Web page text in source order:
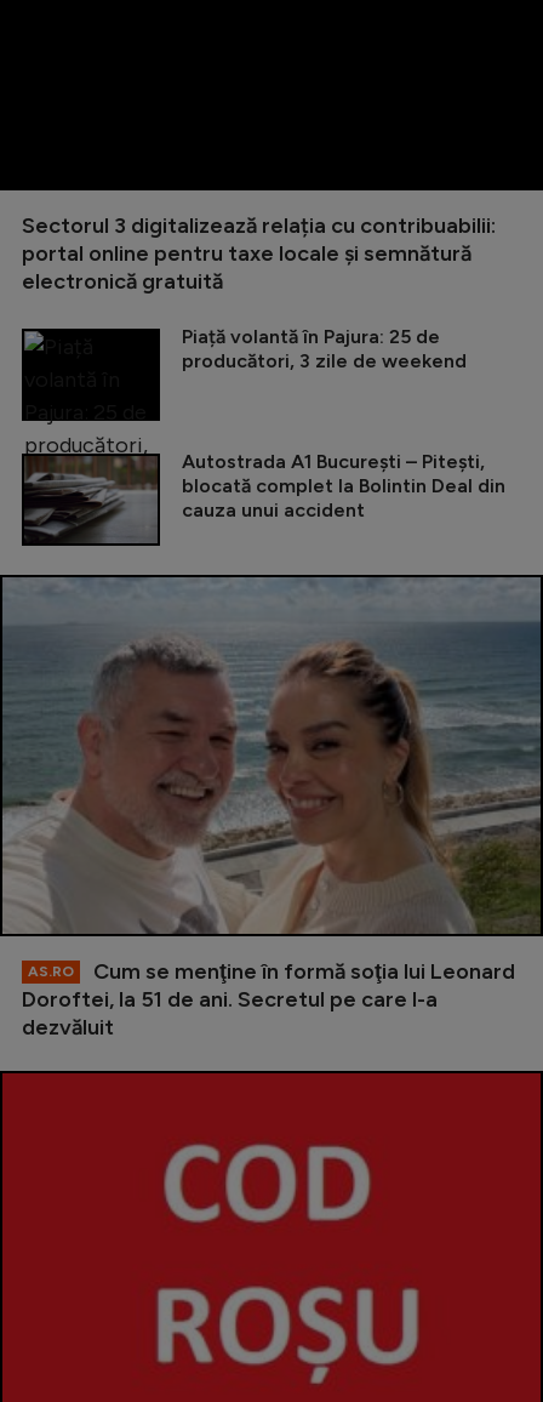
Sectorul 3 digitalizează relația cu contribuabilii:
portal online pentru taxe locale și semnătură
electronică gratuită
Piață volantă în Pajura: 25 de
producători, 3 zile de weekend
Autostrada A1 București – Pitești,
blocată complet la Bolintin Deal din
cauza unui accident
AS.RO
Cum se menţine în formă soţia lui Leonard
Doroftei, la 51 de ani. Secretul pe care l-a
dezvăluit